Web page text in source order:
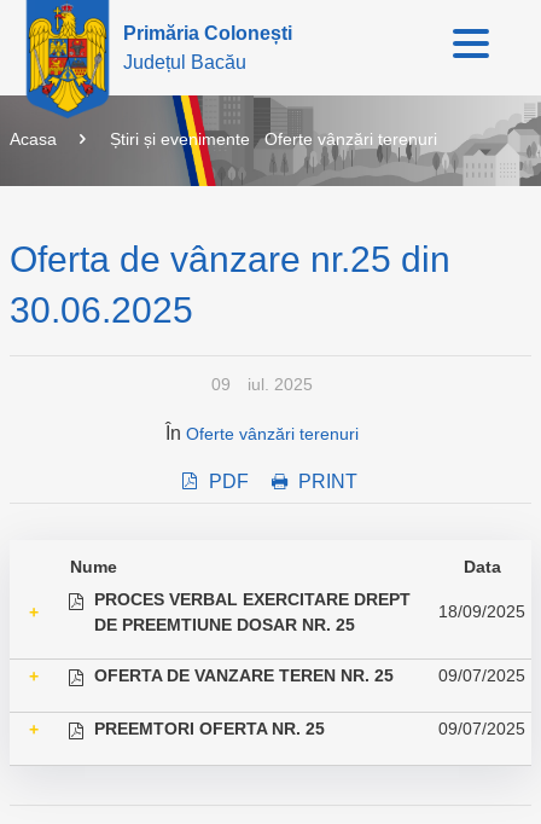
Primăria Colonești
Județul Bacău
Acasa Știri și evenimente Oferte vânzări terenuri
Oferta de vânzare nr.25 din
30.06.2025
09 iul. 2025
În Oferte vânzări terenuri
PDF PRINT
Nume Data
+
PROCES VERBAL EXERCITARE DREPT
DE PREEMTIUNE DOSAR NR. 25
18/09/2025
+ OFERTA DE VANZARE TEREN NR. 25 09/07/2025
+ PREEMTORI OFERTA NR. 25 09/07/2025